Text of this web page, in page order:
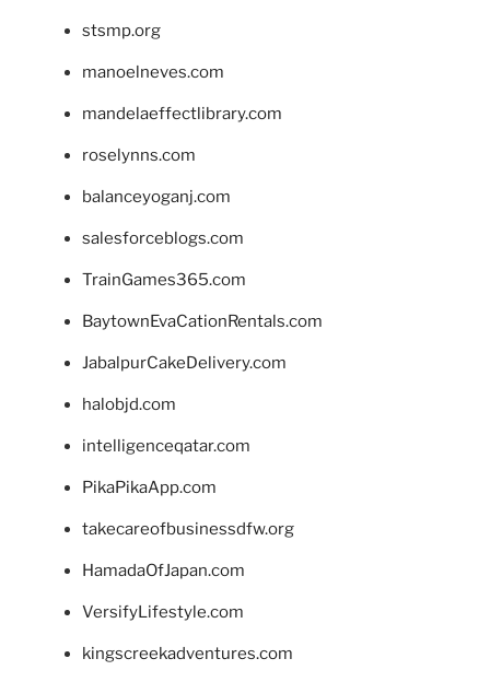
stsmp.org
manoelneves.com
mandelaeffectlibrary.com
roselynns.com
balanceyoganj.com
salesforceblogs.com
TrainGames365.com
BaytownEvaCationRentals.com
JabalpurCakeDelivery.com
halobjd.com
intelligenceqatar.com
PikaPikaApp.com
takecareofbusinessdfw.org
HamadaOfJapan.com
VersifyLifestyle.com
kingscreekadventures.com